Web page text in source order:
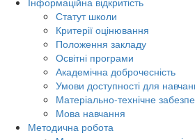
Статут школи
Критерії оцінювання
Положення закладу
Освітні програми
Академічна доброчесність
Умови доступності для
Матеріально-технічне
Мова навчання
Методична робота